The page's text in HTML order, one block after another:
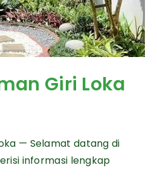
Giri Loka
— Selamat datang di
informasi lengkap